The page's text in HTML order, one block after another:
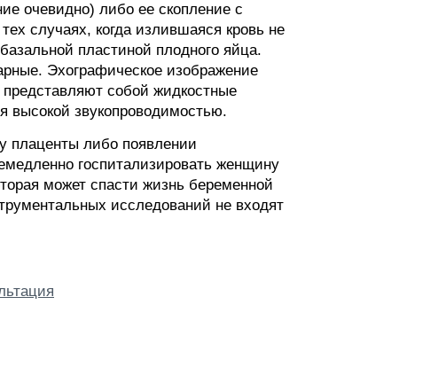
очевидно) либо ее скопление с
случаях, когда излившаяся кровь не
пластиной плодного яйца.
Эхографическое изображение
собой жидкостные
высокой звукопроводимостью.
плаценты либо появлении
госпитализировать женщину
может спасти жизнь беременной
исследований не входят